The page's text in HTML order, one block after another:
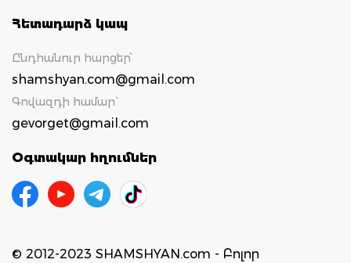
Հետադարձ կապ
Ընդհանուր հարցեր՝
shamshyan.com@gmail.com
Գովազդի համար`
gevorget@gmail.com
Օգտակար հղումներ
© 2012-2023 SHAMSHYAN.com - Բոլոր